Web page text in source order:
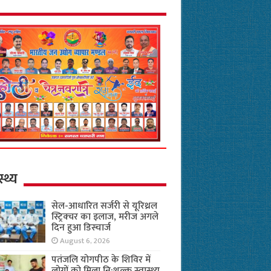
सेल-आधारित सर्जरी से यूरिथ्रल
स्ट्रिक्चर का इलाज, मरीज अगले
दिन हुआ डिस्चार्ज
August 6, 2026
पतंजलि योगपीठ के शिविर में